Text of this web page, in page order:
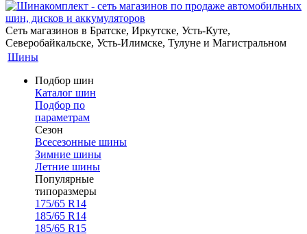
Сеть магазинов в Братске, Иркутске, Усть-Куте,
Северобайкальске, Усть-Илимске, Тулуне и Магистральном
Шины
Подбор шин
Каталог шин
Подбор по
параметрам
Сезон
Всесезонные шины
Зимние шины
Летние шины
Популярные
типоразмеры
175/65 R14
185/65 R14
185/65 R15